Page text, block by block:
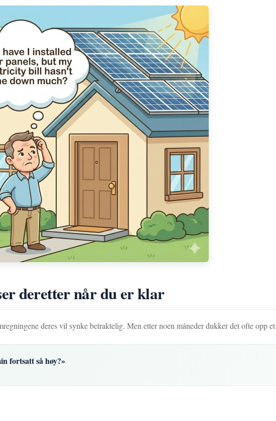
deretter når du er klar
deres vil synke betraktelig. Men etter noen måneder dukker det ofte opp
fortsatt så høy?»